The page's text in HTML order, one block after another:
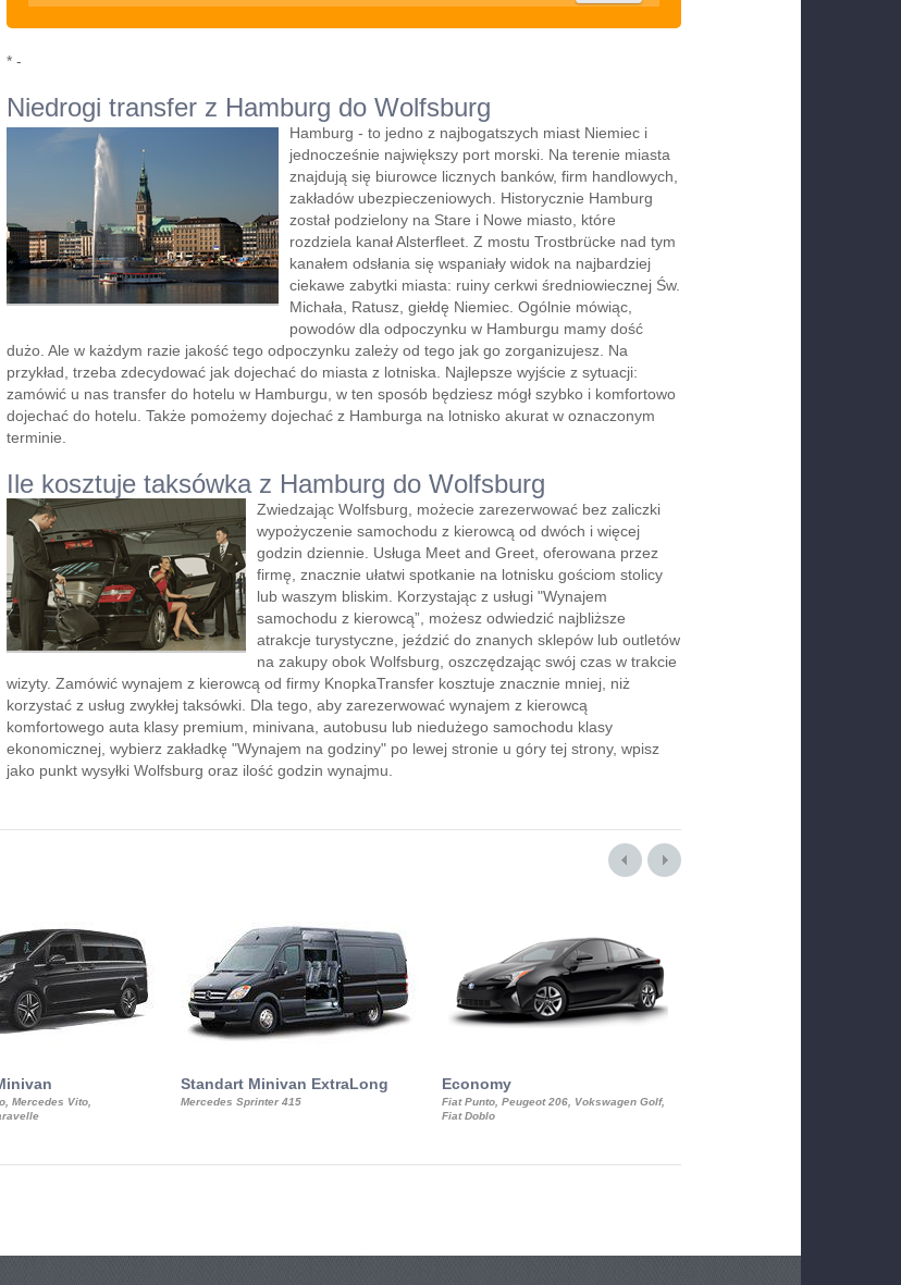
* -
Niedrogi transfer z Hamburg do Wolfsburg
Hamburg - to jedno z najbogatszych miast Niemiec i
jednocześnie największy port morski. Na terenie miasta
znajdują się biurowce licznych banków, firm handlowych,
zakładów ubezpieczeniowych. Historycznie Hamburg
został podzielony na Stare i Nowe miasto, które
rozdziela kanał Alsterfleet. Z mostu Trostbrücke nad tym
kanałem odsłania się wspaniały widok na najbardziej
ciekawe zabytki miasta: ruiny cerkwi średniowiecznej Św.
Michała, Ratusz, giełdę Niemiec. Ogólnie mówiąc,
powodów dla odpoczynku w Hamburgu mamy dość
dużo. Ale w każdym razie jakość tego odpoczynku zależy od tego jak go zorganizujesz. Na
przykład, trzeba zdecydować jak dojechać do miasta z lotniska. Najlepsze wyjście z sytuacji:
zamówić u nas transfer do hotelu w Hamburgu, w ten sposób będziesz mógł szybko i komfortowo
dojechać do hotelu. Także pomożemy dojechać z Hamburga na lotnisko akurat w oznaczonym
terminie.
Ile kosztuje taksówka z Hamburg do Wolfsburg
Zwiedzając Wolfsburg, możecie zarezerwować bez zaliczki
wypożyczenie samochodu z kierowcą od dwóch i więcej
godzin dziennie. Usługa Meet and Greet, oferowana przez
firmę, znacznie ułatwi spotkanie na lotnisku gościom stolicy
lub waszym bliskim. Korzystając z usługi "Wynajem
samochodu z kierowcą”, możesz odwiedzić najbliższe
atrakcje turystyczne, jeździć do znanych sklepów lub outletów
na zakupy obok Wolfsburg, oszczędzając swój czas w trakcie
wizyty. Zamówić wynajem z kierowcą od firmy KnopkaTransfer kosztuje znacznie mniej, niż
korzystać z usług zwykłej taksówki. Dla tego, aby zarezerwować wynajem z kierowcą
komfortowego auta klasy premium, minivana, autobusu lub niedużego samochodu klasy
ekonomicznej, wybierz zakładkę "Wynajem na godziny" po lewej stronie u góry tej strony, wpisz
jako punkt wysyłki Wolfsburg oraz ilość godzin wynajmu.
Mercedes Vito,
Standart Minivan ExtraLong
Mercedes Sprinter 415
Economy
Fiat Punto, Peugeot 206, Vokswagen Golf,
Fiat Doblo